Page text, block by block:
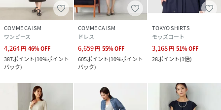
COMME CA ISM
ワンピース
4,264円 46%OFF
387ポイント(10%ポイント
バック)
COMME CA ISM
ドレス
6,659円 55%OFF
605ポイント(10%ポイント
バック)
TOKYO SHIRTS
モッズコート
3,168円 51%OFF
28ポイント(1倍)